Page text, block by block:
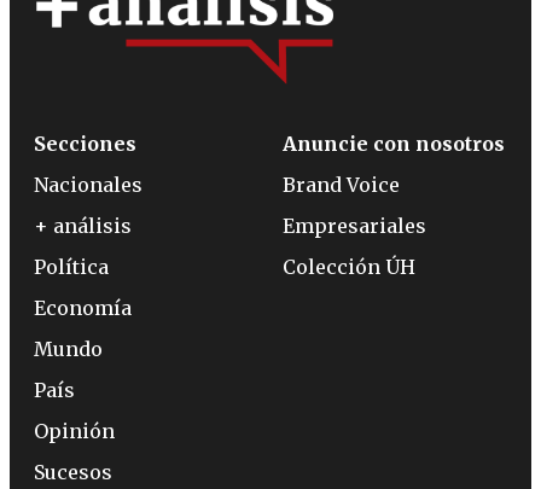
Secciones
Nacionales
+ análisis
Política
Economía
Mundo
País
Opinión
Sucesos
Anuncie con nosotros
Brand Voice
Empresariales
Colección ÚH